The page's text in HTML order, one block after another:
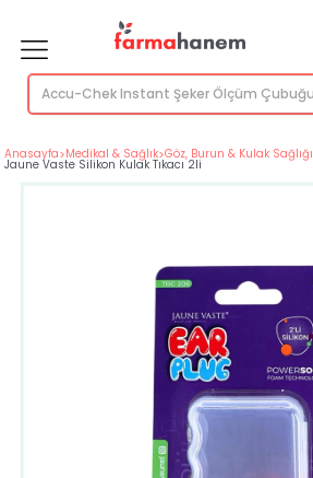
Anasayfa>Medikal & Sağlık>Göz, Burun & Kulak Sağlığı
Jaune Vaste Silikon Kulak Tıkacı 2li